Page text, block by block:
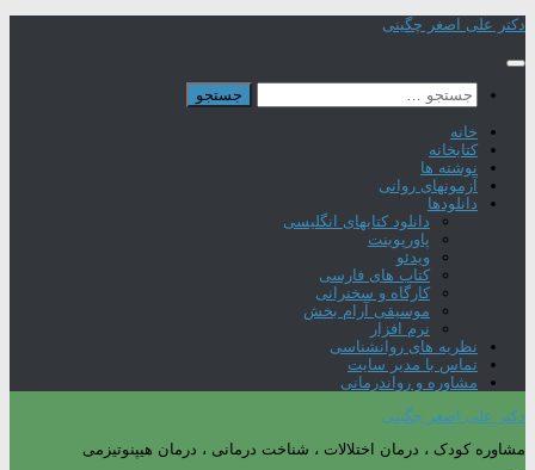
Skip
content
دکتر علی اصغر چگینی
جستجو
برای:
خانه
کتابخانه
نوشته ها
آزمونهای روانی
دانلودها
دانلود کتابهای انگلیسی
پاورپوینت
ویدئو
کتاب های فارسی
کارگاه و سخنرانی
موسیقی آرام بخش
نرم افزار
نظریه های روانشناسی
تماس با مدیر سایت
مشاوره و رواندرمانی
دکتر علی اصغر چگینی
مشاوره کودک ، درمان اختلالات ، شناخت درمانی ، درمان هیپنوتیزمی